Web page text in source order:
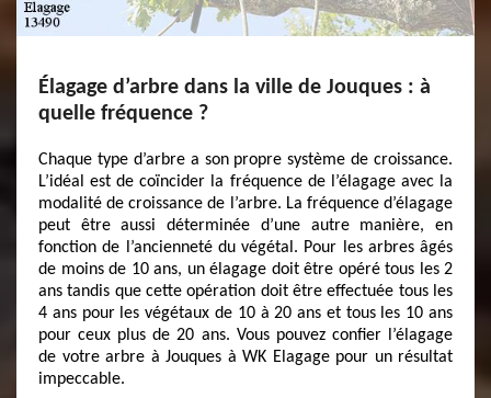
Élagage d’arbre dans la ville de Jouques : à
quelle fréquence ?
Chaque type d’arbre a son propre système de croissance.
L’idéal est de coïncider la fréquence de l’élagage avec la
modalité de croissance de l’arbre. La fréquence d’élagage
peut être aussi déterminée d’une autre manière, en
fonction de l’ancienneté du végétal. Pour les arbres âgés
de moins de 10 ans, un élagage doit être opéré tous les 2
ans tandis que cette opération doit être effectuée tous les
4 ans pour les végétaux de 10 à 20 ans et tous les 10 ans
pour ceux plus de 20 ans. Vous pouvez confier l’élagage
de votre arbre à Jouques à WK Elagage pour un résultat
impeccable.